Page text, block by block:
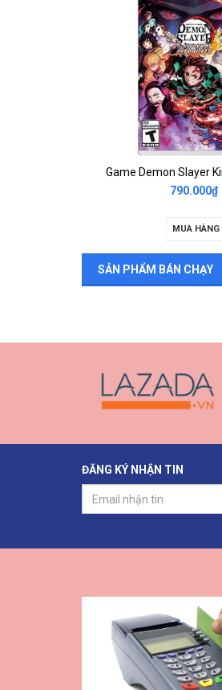
790.000₫
MUA HÀNG
SẢN PHẨM BÁN CHẠY
ĐĂNG KÝ NHẬN TIN